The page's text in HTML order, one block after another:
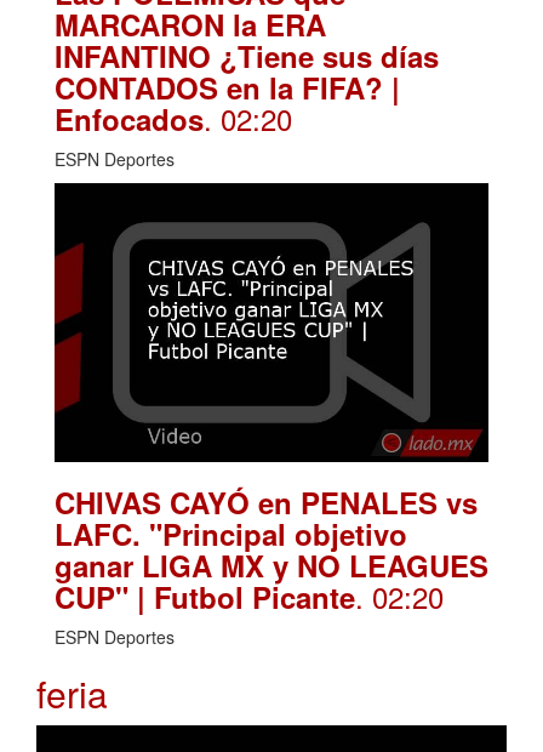
MARCARON la ERA
INFANTINO ¿Tiene sus días
CONTADOS en la FIFA? |
Enfocados. 02:20
ESPN Deportes
CHIVAS CAYÓ en PENALES vs
LAFC. "Principal objetivo
ganar LIGA MX y NO LEAGUES
CUP" | Futbol Picante. 02:20
ESPN Deportes
feria